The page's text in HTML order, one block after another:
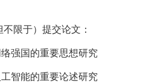
文主题
限于）提交论文：
强国的重要思想研究
智能的重要论述研究